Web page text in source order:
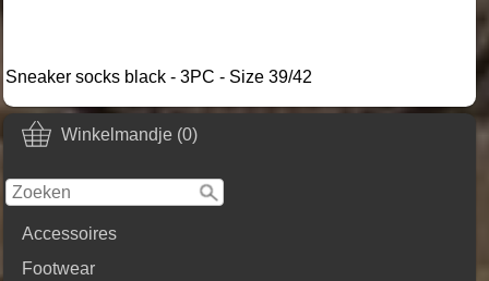
Winkelmandje (0)
Accessoires
Footwear
Sneaker socks black - 3PC - Size 39/42